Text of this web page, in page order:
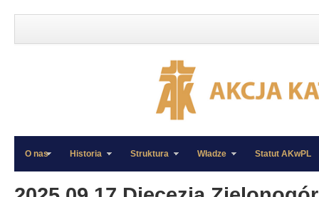
»
»
O nas Historia Struktura Władze Statut AKwPL